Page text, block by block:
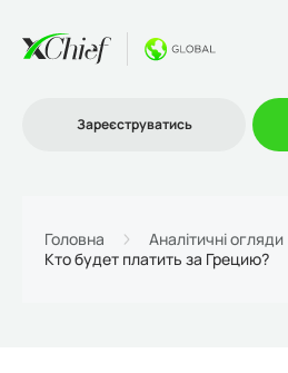
Зареєструватись
Головна
Аналітичні огляди
Кто будет платить за Грецию?